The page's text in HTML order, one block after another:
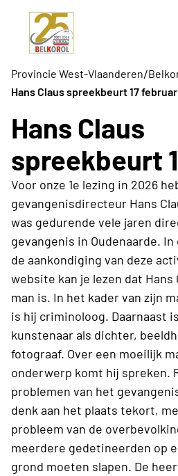
Provincie West-Vlaanderen/
Hans Claus spreekbeurt 17
Hans Claus
spreekbeurt
Voor onze 1e lezing in 2026
gevangenisdirecteur Hans
was gedurende vele jaren
gevangenis in Oudenaarde.
de aankondiging van deze
website kan je lezen dat Hans
man is. In het kader van zijn
is hij criminoloog. Daarnaast
kunstenaar als dichter,
fotograaf. Over een moeilijk
onderwerp komt hij spreken.
problemen van het
denk aan het plaats tekort,
probleem van de
meerdere gedetineerden op
grond moeten slapen. De